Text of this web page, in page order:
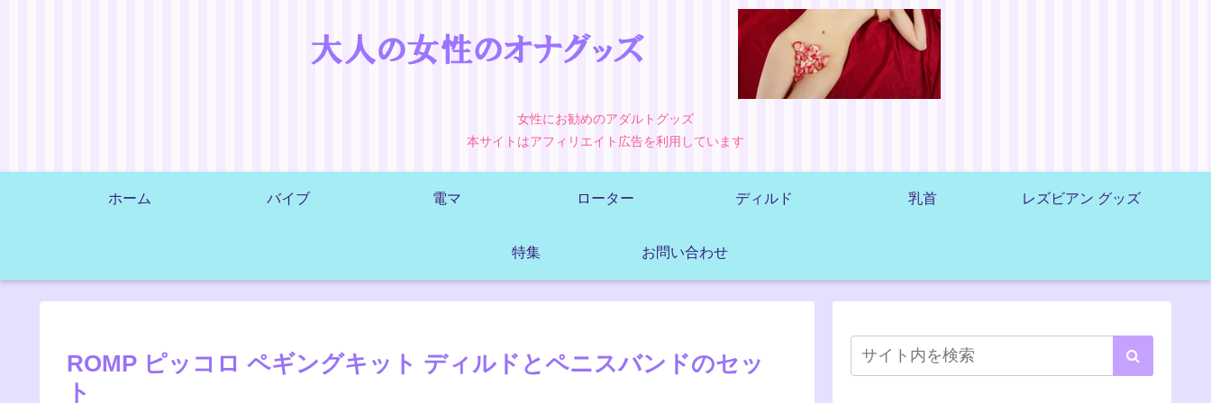
女性にお勧めのアダルトグッズ
本サイトはアフィリエイト広告を利用しています
ホーム バイブ 電マ ローター ディルド 乳首 レズビアン グッズ
特集 お問い合わせ
ROMP ピッコロ ペギングキット ディルドとペニスバンドのセッ
ト